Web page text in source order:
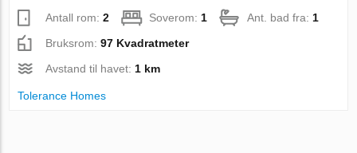
Antall rom:2 Soverom: 1 Ant. bad fra: 1
Bruksrom:97 Kvadratmeter
Avstand til havet: 1 km
Tolerance Homes